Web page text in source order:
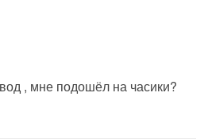
, мне подошёл на часики?